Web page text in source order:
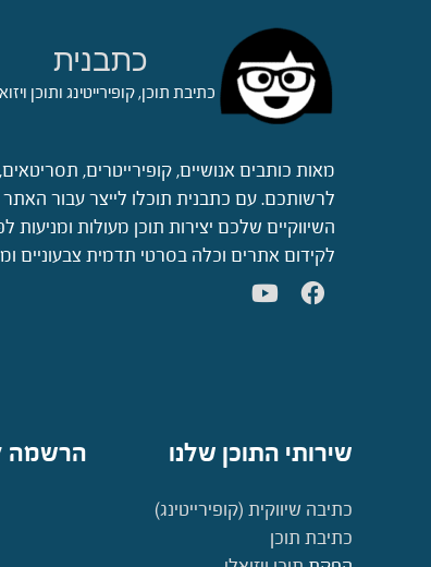
כתבנית
כתיבת תוכן, קופירייטינג ותוכן
מאות כותבים אנושיים, קופירייטרים,
לרשותכם. עם כתבנית תוכלו לייצר עבור
השיווקיים שלכם יצירות תוכן מעולות
לקידום אתרים וכלה בסרטי תדמית צבעוניים
שירותי התוכן שלנו
כתיבה שיווקית (קופירייטינג)
כתיבת תוכן
הרשמה